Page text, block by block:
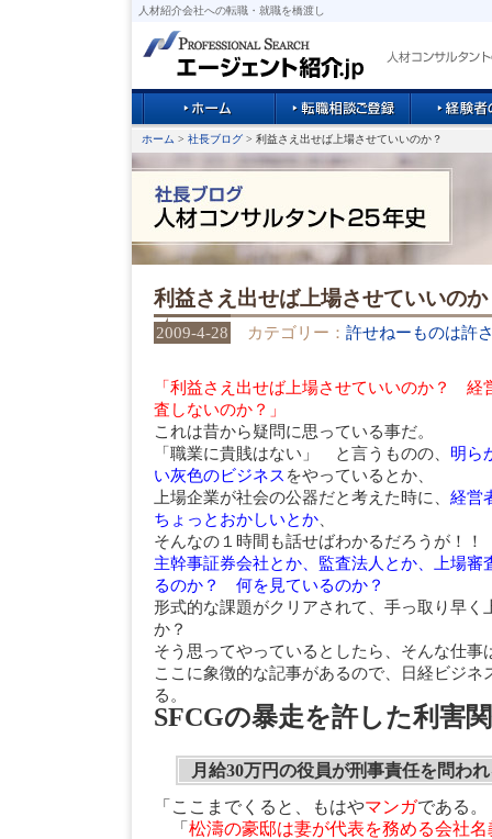
人材紹介会社への転職・就職を橋渡し
ホーム > 社長ブログ > 利益さえ出せば上場させていいのか？
利益さえ出せば上場させていいのか
2009-4-28 カテゴリー： 許せねーものは許
「利益さえ出せば上場させていいのか？ 経
査しないのか？」
これは昔から疑問に思っている事だ。
「職業に貴賎はない」 と言うものの、 明ら
い灰色のビジネス をやっているとか、
上場企業が社会の公器だと考えた時に、 経営
ちょっとおかしいとか
そんなの１時間も話せばわかるだろうが！！
主幹事証券会社とか、監査法人とか、上場審
るのか？ 何を見ているのか？
形式的な課題がクリアされて、手っ取り早く
か？
そう思ってやっているとしたら、そんな仕事
ここに象徴的な記事があるので、日経ビジネ
る。
SFCGの暴走を許した利害
月給30万円の役員が刑事責任を問わ
「ここまでくると、もはやマンガである。
「 松濤の豪邸は妻が代表を務める会社名